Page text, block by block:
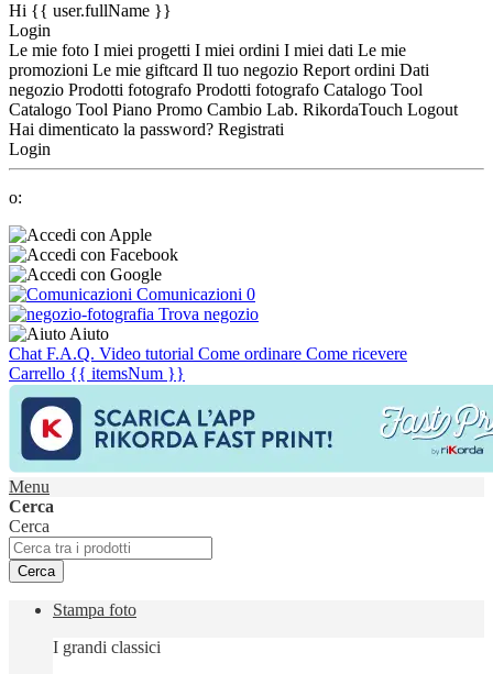
Hi {{ user.fullName }}
Login
Le mie foto I miei progetti I miei ordini I miei dati Le mie
promozioni Le mie giftcard Il tuo negozio Report ordini Dati
negozio Prodotti fotografo Prodotti fotografo Catalogo Tool
Catalogo Tool Piano Promo Cambio Lab. RikordaTouch Logout
Hai dimenticato la password? Registrati
Login
o:
Comunicazioni 0
Trova negozio
Aiuto
Chat F.A.Q. Video tutorial Come ordinare Come ricevere
Carrello {{ itemsNum }}
Menu
Cerca
Cerca
Cerca
Stampa foto
I grandi classici